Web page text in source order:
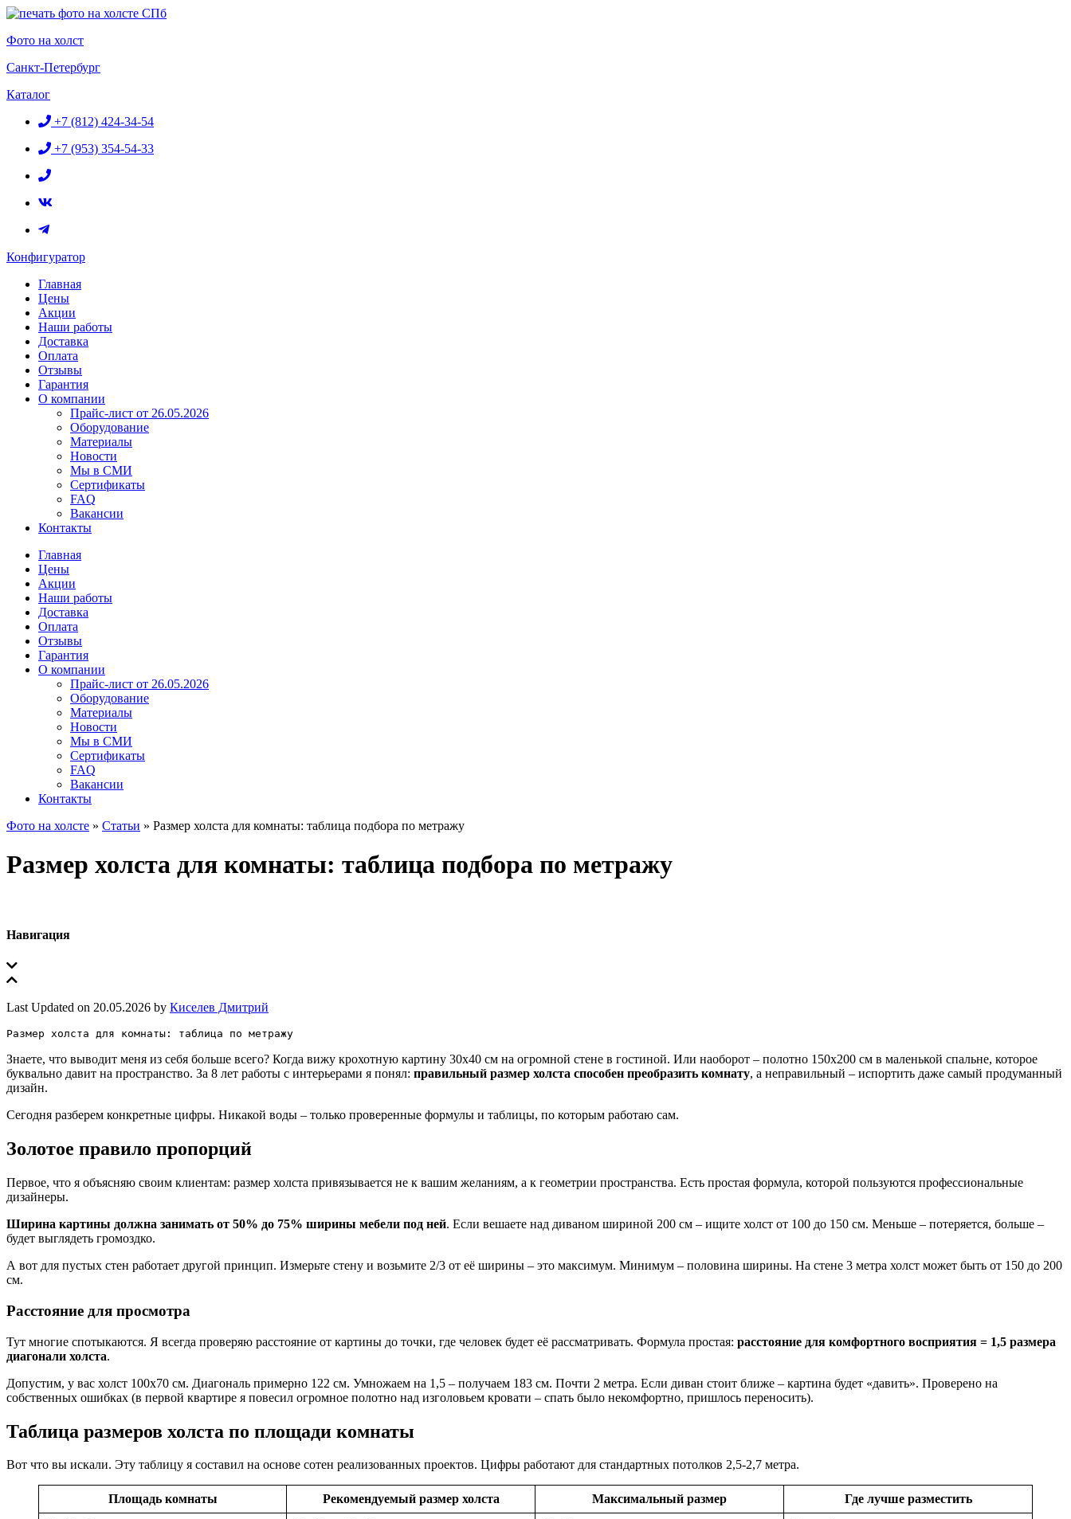
Перейти
содержимому
Фото на холст
Санкт-Петербург
Каталог
+7 (812) 424-34-54
+7 (953) 354-54-33
Конфигуратор
Главная
Цены
Акции
Наши работы
Доставка
Оплата
Отзывы
Гарантия
О компании
Прайс-лист от 26.05.2026
Оборудование
Материалы
Новости
Мы в СМИ
Сертификаты
FAQ
Вакансии
Контакты
Главная
Цены
Акции
Наши работы
Доставка
Оплата
Отзывы
Гарантия
О компании
Прайс-лист от 26.05.2026
Оборудование
Материалы
Новости
Мы в СМИ
Сертификаты
FAQ
Вакансии
Контакты
Фото на холсте » Статьи » Размер холста для комнаты: таблица подбора по метражу
Размер холста для комнаты: таблица подбора по метражу
Навигация
Last Updated on 20.05.2026 by Киселев Дмитрий
Размер холста для комнаты: таблица по метражу
Знаете, что выводит меня из себя больше всего? Когда вижу крохотную картину 30х40 см на огромной стене в гостиной. Или наоборот – полотно 150х200 см в маленькой спальне, которое
буквально давит на пространство. За 8 лет работы с интерьерами я понял: правильный размер холста способен преобразить комнату, а неправильный – испортить даже самый продуманный
дизайн.
Сегодня разберем конкретные цифры. Никакой воды – только проверенные формулы и таблицы, по которым работаю сам.
Золотое правило пропорций
Первое, что я объясняю своим клиентам: размер холста привязывается не к вашим желаниям, а к геометрии пространства. Есть простая формула, которой пользуются профессиональные
дизайнеры.
Ширина картины должна занимать от 50% до 75% ширины мебели под ней. Если вешаете над диваном шириной 200 см – ищите холст от 100 до 150 см. Меньше – потеряется, больше –
будет выглядеть громоздко.
А вот для пустых стен работает другой принцип. Измерьте стену и возьмите 2/3 от её ширины – это максимум. Минимум – половина ширины. На стене 3 метра холст может быть от 150 до 200
см.
Расстояние для просмотра
Тут многие спотыкаются. Я всегда проверяю расстояние от картины до точки, где человек будет её рассматривать. Формула простая: расстояние для комфортного восприятия = 1,5 размера
диагонали холста.
Допустим, у вас холст 100х70 см. Диагональ примерно 122 см. Умножаем на 1,5 – получаем 183 см. Почти 2 метра. Если диван стоит ближе – картина будет «давить». Проверено на
собственных ошибках (в первой квартире я повесил огромное полотно над изголовьем кровати – спать было некомфортно, пришлось переносить).
Таблица размеров холста по площади комнаты
Вот что вы искали. Эту таблицу я составил на основе сотен реализованных проектов. Цифры работают для стандартных потолков 2,5-2,7 метра.
Площадь комнаты Рекомендуемый размер холста Максимальный размер Где лучше разместить